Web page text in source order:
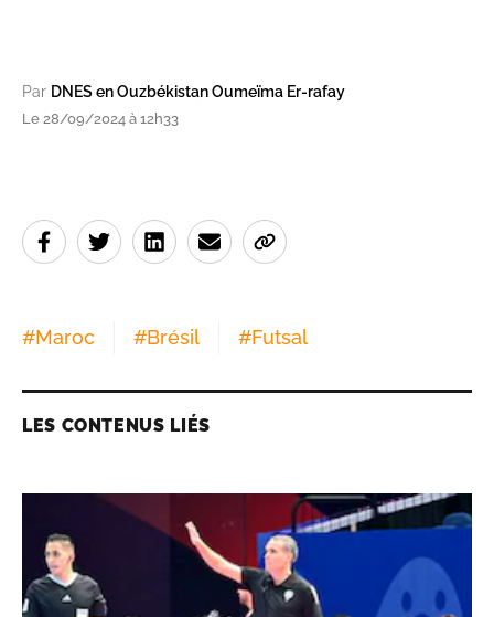
Par DNES en Ouzbékistan Oumeïma Er-rafay
Le 28/09/2024 à 12h33
#Maroc #Brésil #Futsal
LES CONTENUS LIÉS